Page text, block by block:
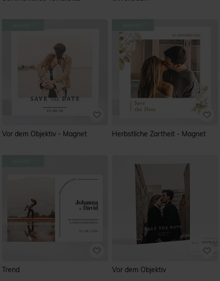
Vor dem Objektiv - Magnet Herbstliche Zartheit - Magnet
Trend Vor dem Objektiv